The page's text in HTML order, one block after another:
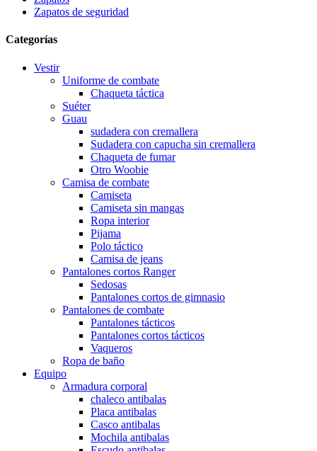
Zapatos de seguridad
Categorías
Vestir
Uniforme de combate
Chaqueta táctica
Suéter
Guau
sudadera con cremallera
Sudadera con capucha sin cremallera
Chaqueta de fumar
Otro Woobie
Camisa de combate
Camiseta
Camiseta sin mangas
Ropa interior
Pijama
Polo táctico
Camisa de jeans
Pantalones cortos Ranger
Sedosas
Pantalones cortos de gimnasio
Pantalones de combate
Pantalones tácticos
Pantalones cortos tácticos
Vaqueros
Ropa de baño
Equipo
Armadura corporal
chaleco antibalas
Placa antibalas
Casco antibalas
Mochila antibalas